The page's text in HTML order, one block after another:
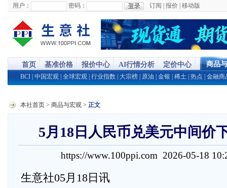
用户： 密码： 订阅 报价 移动版
首页 基准价格 报价中心 AI行情分析 定价中心 商品
BCI 中国宏观 全球宏观 行业指数 大宗榜 原油 金银 稀土 热点 金融商
本社首页 > 商品与宏观 > 正文
5月18日人民币兑美元中间价
https://www.100ppi.com 2026-05-18
生意社05月18日讯